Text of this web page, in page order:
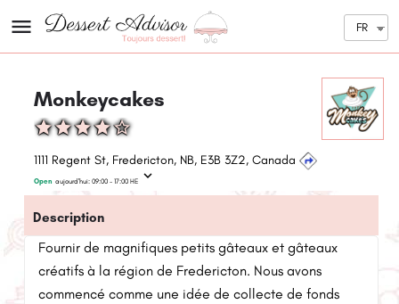
FR
Monkeycakes
1111 Regent St, Fredericton, NB, E3B 3Z2, Canada
Open aujourd'hui: 09:00 - 17:00 HE
Description
Fournir de magnifiques petits gâteaux et gâteaux
créatifs à la région de Fredericton. Nous avons
commencé comme une idée de collecte de fonds